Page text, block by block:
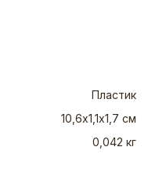
Пластик
10,6х1,1х1,7 см
0,042 кг